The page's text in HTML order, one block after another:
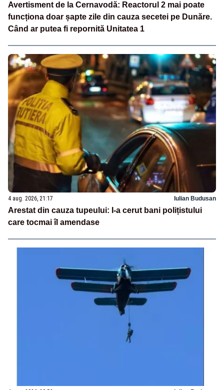
Avertisment de la Cernavodă: Reactorul 2 mai poate
funcționa doar șapte zile din cauza secetei pe Dunăre.
Când ar putea fi repornită Unitatea 1
4 aug. 2026, 21:17 Iulian Budusan
Arestat din cauza tupeului: I-a cerut bani polițistului
care tocmai îl amendase